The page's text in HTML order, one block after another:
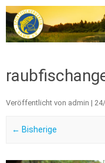
Veröffentlicht von admin |
← Bisherige